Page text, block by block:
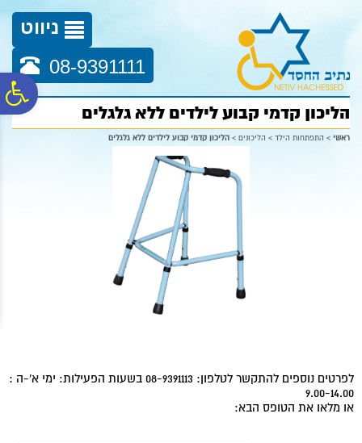
ניווט
08-9391111
הליכון קדמי קבוע לילדים ללא גלגלים
ראשי > התפתחות הילד > הליכונים > הליכון קדמי קבוע לילדים ללא גלגלים
לפרטים נוספים להתקשר לטלפון: 08-9391113 בשעות הפעילות: ימי א'-ה :
9.00-14.00
או מלאו את הטופס הבא: